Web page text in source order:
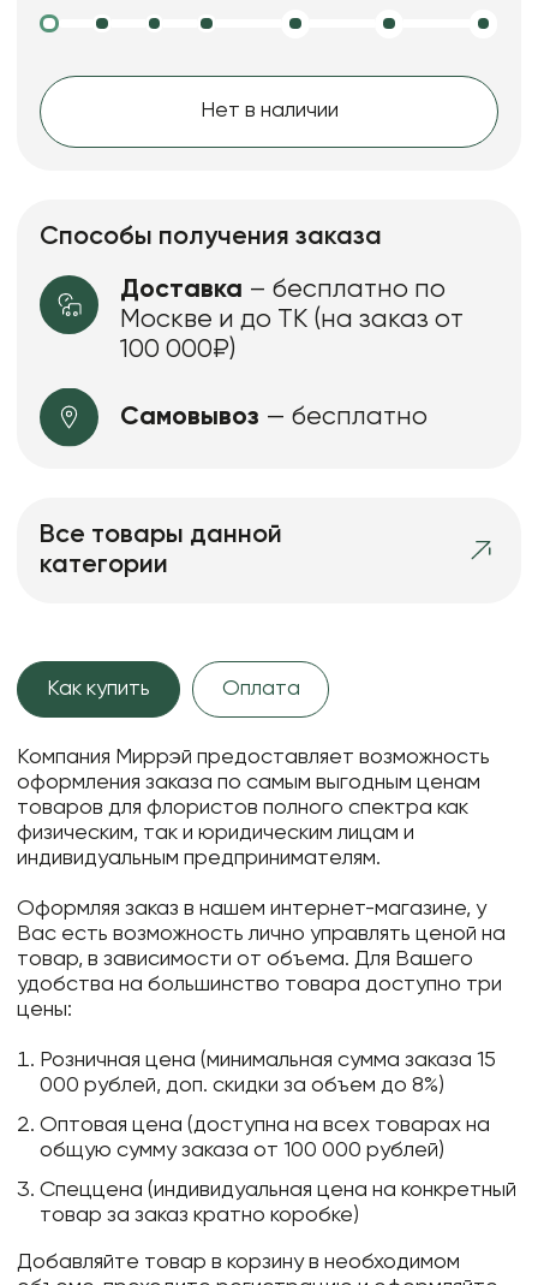
Нет в наличии
Способы получения заказа
Доставка – бесплатно по
Москве и до ТК (на заказ от
100 000₽)
Самовывоз — бесплатно
Все товары данной
категории
Как купить Оплата
Компания Миррэй предоставляет возможность
оформления заказа по самым выгодным ценам
товаров для флористов полного спектра как
физическим, так и юридическим лицам и
индивидуальным предпринимателям.
Оформляя заказ в нашем интернет-магазине, у
Вас есть возможность лично управлять ценой на
товар, в зависимости от объема. Для Вашего
удобства на большинство товара доступно три
цены:
Розничная цена (минимальная сумма заказа 15
000 рублей, доп. скидки за объем до 8%)
Оптовая цена (доступна на всех товарах на
общую сумму заказа от 100 000 рублей)
Спеццена (индивидуальная цена на конкретный
товар за заказ кратно коробке)
Добавляйте товар в корзину в необходимом